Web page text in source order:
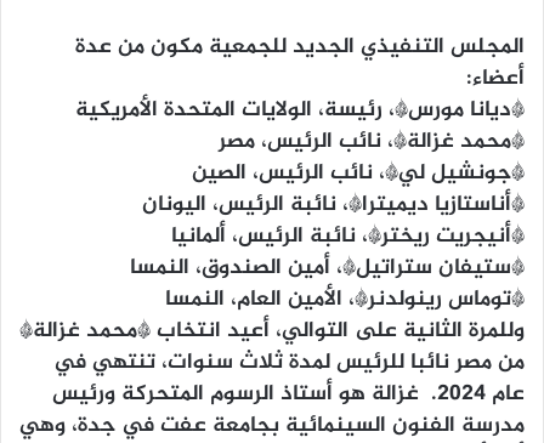
المجلس التنفيذي الجديد للجمعية مكون من عدة
أعضاء:
*ديانا مورس*، رئيسة، الولايات المتحدة الأمريكية
*محمد غزالة*، نائب الرئيس، مصر
*جونشيل لي*، نائب الرئيس، الصين
*أناستازيا ديميترا*، نائبة الرئيس، اليونان
*أنيجريت ريختر*، نائبة الرئيس، ألمانيا
*ستيفان ستراتيل*، أمين الصندوق، النمسا
*توماس رينولدنر*، الأمين العام، النمسا
وللمرة الثانية على التوالي، أعيد انتخاب *محمد غزالة*
من مصر نائبا للرئيس لمدة ثلاث سنوات، تنتهي في
عام 2024. غزالة هو أستاذ الرسوم المتحركة ورئيس
مدرسة الفنون السينمائية بجامعة عفت في جدة، وهي